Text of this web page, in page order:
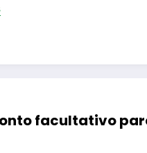
facultativo